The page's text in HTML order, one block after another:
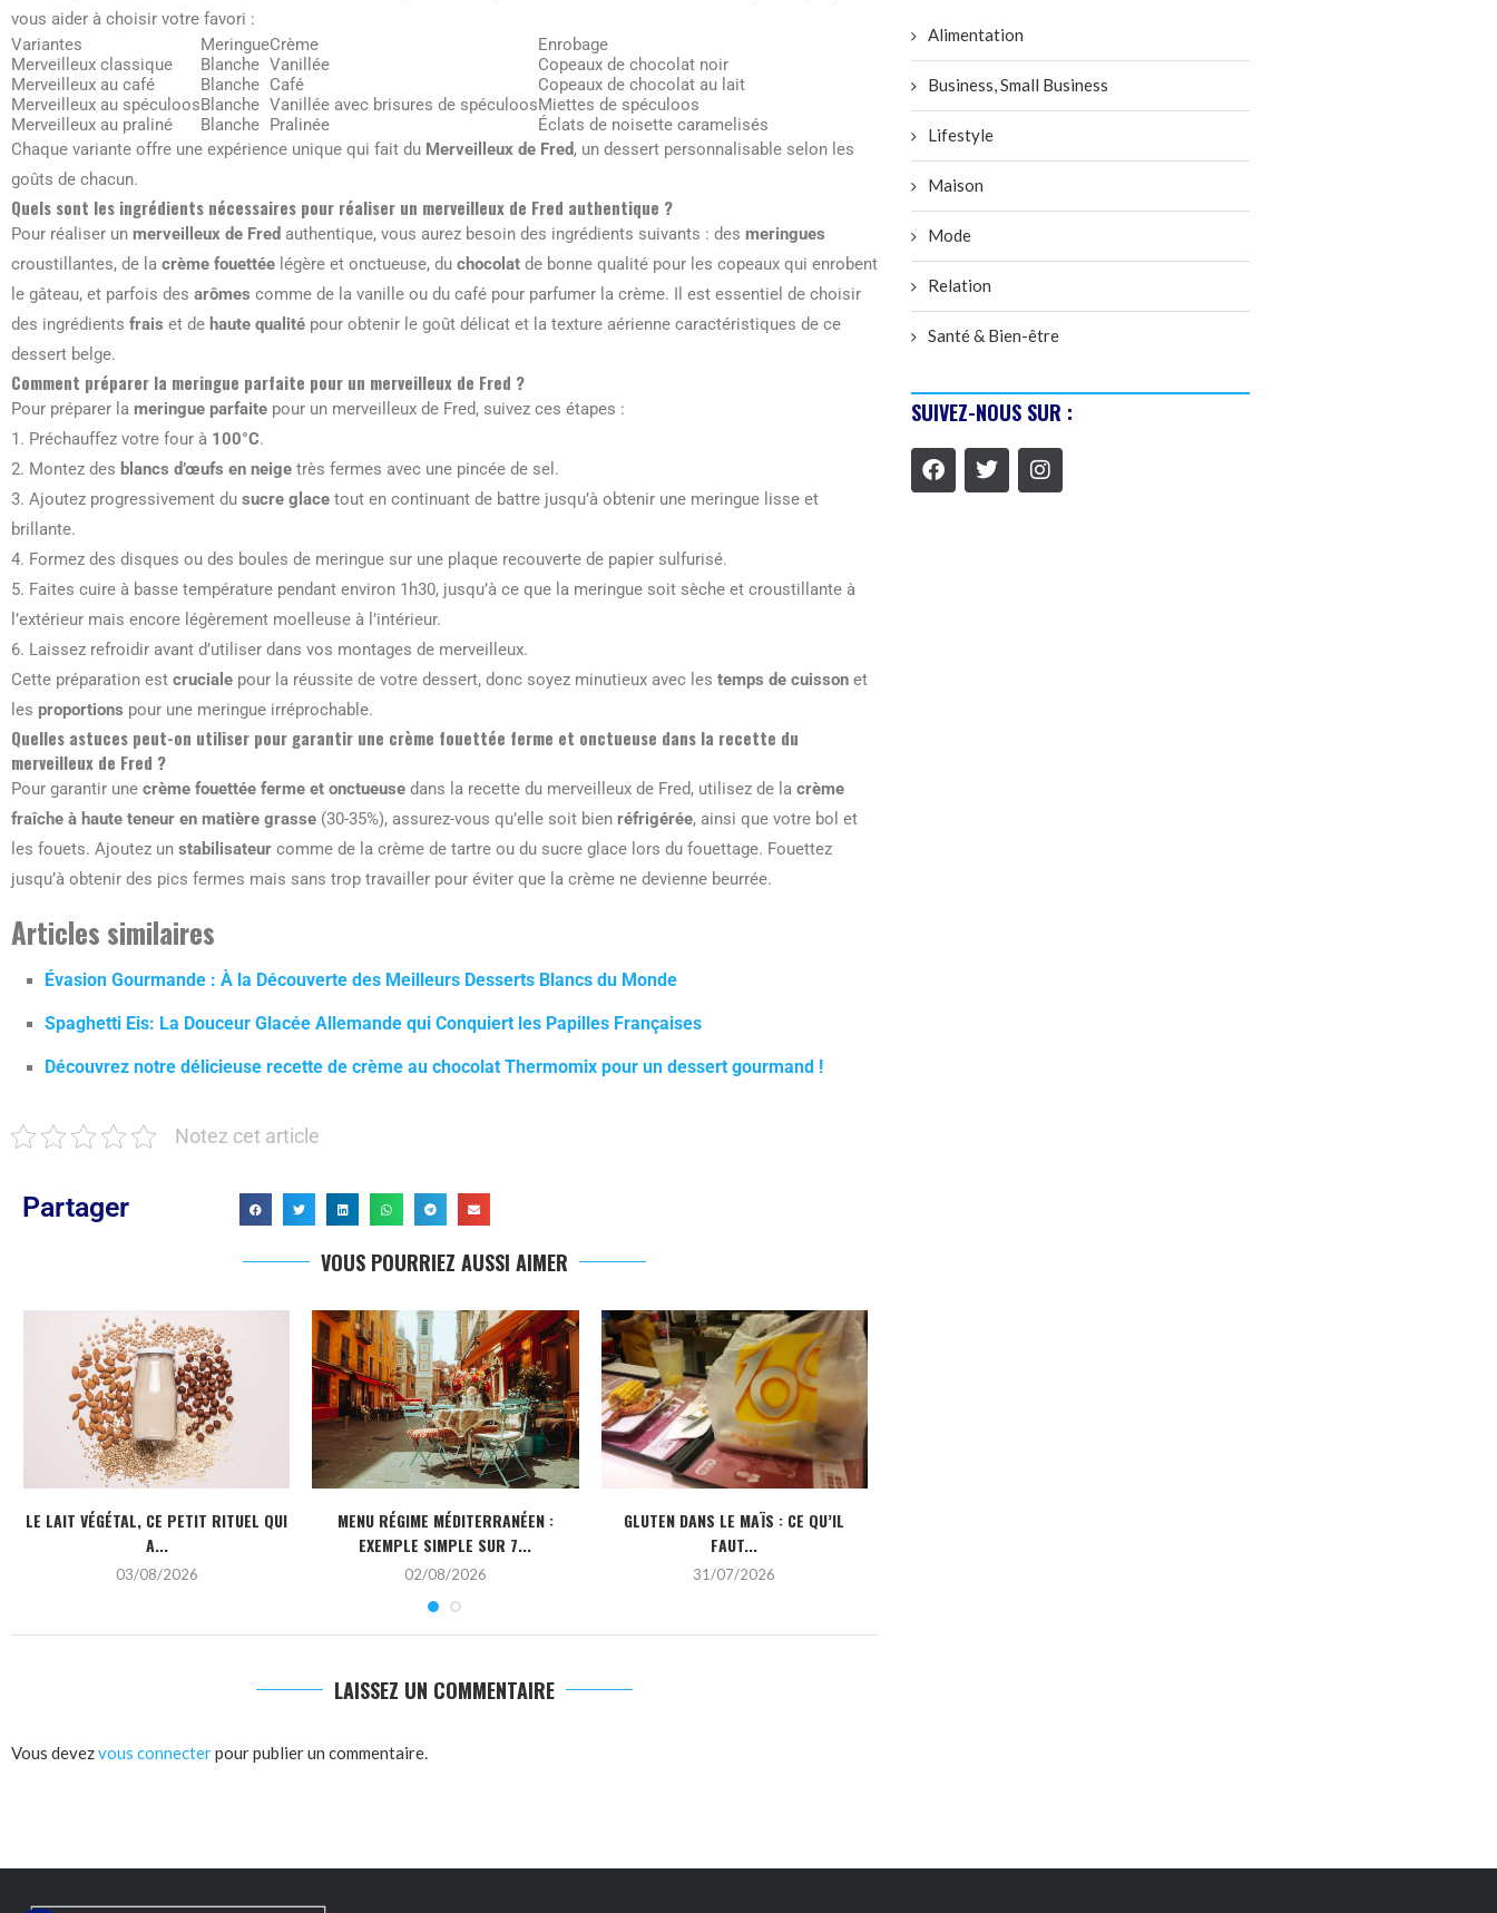
vous aider à choisir votre favori :
Variantes
MeringueCrème
Enrobage
Merveilleux classique
Blanche Vanillée
Copeaux de chocolat noir
Merveilleux au café
Blanche Café
Copeaux de chocolat au lait
Merveilleux au spéculoosBlanche Vanillée avec brisures de spéculoosMiettes de spéculoos
Merveilleux au praliné
Blanche Pralinée
Éclats de noisette caramelisés
Chaque variante offre une expérience unique qui fait du Merveilleux de Fred, un dessert personnalisable selon les
goûts de chacun.
Quels sont les ingrédients nécessaires pour réaliser un merveilleux de Fred authentique ?
Pour réaliser un merveilleux de Fred authentique, vous aurez besoin des ingrédients suivants : des meringues
croustillantes, de la crème fouettée légère et onctueuse, du chocolat de bonne qualité pour les copeaux qui enrobent
le gâteau, et parfois des arômes comme de la vanille ou du café pour parfumer la crème. Il est essentiel de choisir
des ingrédients frais et de haute qualité pour obtenir le goût délicat et la texture aérienne caractéristiques de ce
dessert belge.
Comment préparer la meringue parfaite pour un merveilleux de Fred ?
Pour préparer la meringue parfaite pour un merveilleux de Fred, suivez ces étapes :
1. Préchauffez votre four à 100°C.
2. Montez des blancs d’œufs en neige très fermes avec une pincée de sel.
3. Ajoutez progressivement du sucre glace tout en continuant de battre jusqu’à obtenir une meringue lisse et
brillante.
4. Formez des disques ou des boules de meringue sur une plaque recouverte de papier sulfurisé.
5. Faites cuire à basse température pendant environ 1h30, jusqu’à ce que la meringue soit sèche et croustillante à
l’extérieur mais encore légèrement moelleuse à l’intérieur.
6. Laissez refroidir avant d’utiliser dans vos montages de merveilleux.
Cette préparation est cruciale pour la réussite de votre dessert, donc soyez minutieux avec les temps de cuisson et
les proportions pour une meringue irréprochable.
Quelles astuces peut-on utiliser pour garantir une crème fouettée ferme et onctueuse dans la recette du
merveilleux de Fred ?
Pour garantir une crème fouettée ferme et onctueuse dans la recette du merveilleux de Fred, utilisez de la crème
fraîche à haute teneur en matière grasse (30-35%), assurez-vous qu’elle soit bien réfrigérée, ainsi que votre bol et
les fouets. Ajoutez un stabilisateur comme de la crème de tartre ou du sucre glace lors du fouettage. Fouettez
jusqu’à obtenir des pics fermes mais sans trop travailler pour éviter que la crème ne devienne beurrée.
Articles similaires
Évasion Gourmande : À la Découverte des Meilleurs Desserts Blancs du Monde
Spaghetti Eis: La Douceur Glacée Allemande qui Conquiert les Papilles Françaises
Découvrez notre délicieuse recette de crème au chocolat Thermomix pour un dessert gourmand !
Notez cet article
Partager
VOUS POURRIEZ AUSSI AIMER
LE LAIT VÉGÉTAL, CE PETIT RITUEL QUI
A...
03/08/2026
MENU RÉGIME MÉDITERRANÉEN :
EXEMPLE SIMPLE SUR 7...
02/08/2026
GLUTEN DANS LE MAÏS : CE QU’IL
FAUT...
31/07/2026
LAISSEZ UN COMMENTAIRE
Vous devezvous connecterpour publier un commentaire.
Alimentation
Business, Small Business
Lifestyle
Maison
Mode
Relation
Santé & Bien-être
SUIVEZ-NOUS SUR :